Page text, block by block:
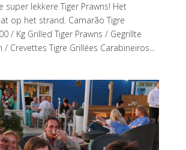
super lekkere Tiger Prawns! Het
op het strand. Camarão Tigre
/ Kg Grilled Tiger Prawns / Gegrillte
/ Crevettes Tigre Grillées Carabineiros...